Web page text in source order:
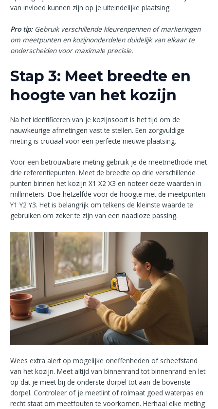
van invloed kunnen zijn op je uiteindelijke plaatsing.
Pro tip: Gebruik verschillende kleurenpennen of markeringen
om meetpunten en kozijnonderdelen duidelijk van elkaar te
onderscheiden voor maximale precisie.
Stap 3: Meet breedte en
hoogte van het kozijn
Na het identificeren van je kozijnsoort is het tijd om de
nauwkeurige afmetingen vast te stellen. Een zorgvuldige
meting is cruciaal voor een perfecte nieuwe plaatsing.
Voor een betrouwbare meting gebruik je de meetmethode met
drie referentiepunten. Meet de breedte op drie verschillende
punten binnen het kozijn X1 X2 X3 en noteer deze waarden in
millimeters. Doe hetzelfde voor de hoogte met de meetpunten
Y1 Y2 Y3. Het is belangrijk om telkens de kleinste waarde te
gebruiken om zeker te zijn van een naadloze passing.
Wees extra alert op mogelijke oneffenheden of scheefstand
van het kozijn. Meet altijd van binnenrand tot binnenrand en let
op dat je meet bij de onderste dorpel tot aan de bovenste
dorpel. Controleer of je meetlint of rolmaat goed waterpas en
recht staat om meetfouten te voorkomen. Herhaal elke meting